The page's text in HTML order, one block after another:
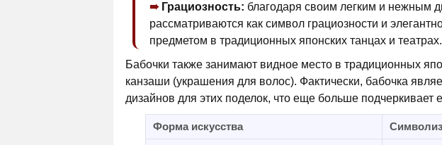
Грациозность: благодаря своим легким и нежным
рассматриваются как символ грациозности и
предметом в традиционных японских танцах и театрах.
Бабочки также занимают видное место в традиционных
канзаши (украшения для волос). Фактически, бабочка
дизайнов для этих поделок, что еще больше подчеркивает
Форма искусства